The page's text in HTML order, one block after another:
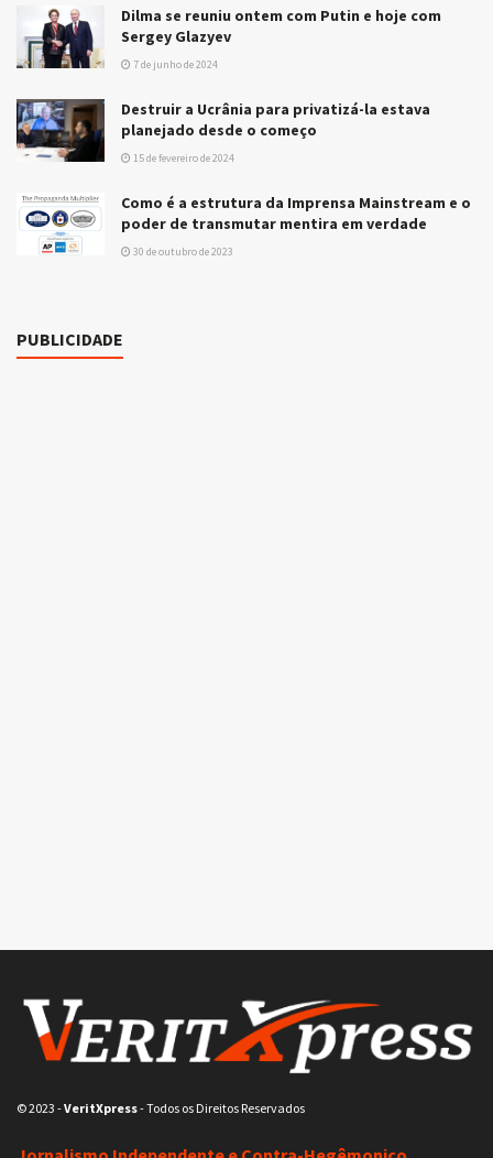
Dilma se reuniu ontem com Putin e hoje com
Sergey Glazyev
7 de junho de 2024
Destruir a Ucrânia para privatizá-la estava
planejado desde o começo
15 de fevereiro de 2024
Como é a estrutura da Imprensa Mainstream e o
poder de transmutar mentira em verdade
30 de outubro de 2023
PUBLICIDADE
© 2023 -VeritXpress- Todos os Direitos Reservados